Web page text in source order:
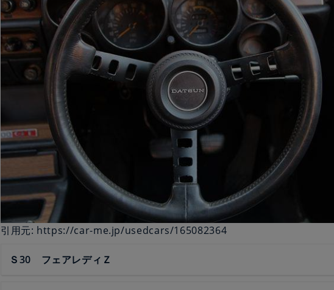
引用元: https://car-me.jp/usedcars/165082364
Ｓ30 フェアレディＺ